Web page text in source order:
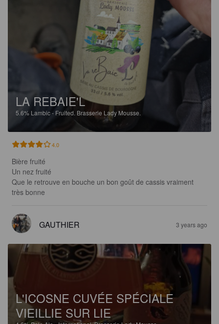
LA REBAIE'L
5.6% Lambic - Fruited. Brasserie Lady Mousse.
4.0
Bière fruité
Un nez fruité
Que le retrouve en bouche un bon goût de cassis vraiment
très bonne
GAUTHIER 3 years ago
L'ICOSNE CUVÉE SPÉCIALE
VIEILLIE SUR LIE